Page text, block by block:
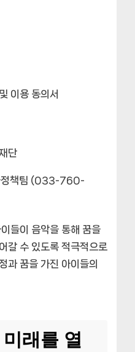
이용 동의서
단
정책팀 (033-760-
들이 음악을 통해 꿈을
갈 수 있도록 적극적으로
과 꿈을 가진 아이들의
래를 열